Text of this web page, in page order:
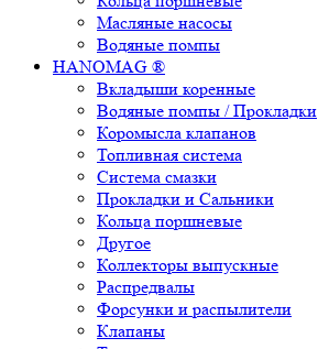
Масляные насосы
Водяные помпы
HANOMAG ®
Вкладыши коренные
Водяные помпы / Прокладки
Коромысла клапанов
Топливная система
Система смазки
Прокладки и Сальники
Кольца поршневые
Другое
Коллекторы выпускные
Распредвалы
Форсунки и распылители
Клапаны